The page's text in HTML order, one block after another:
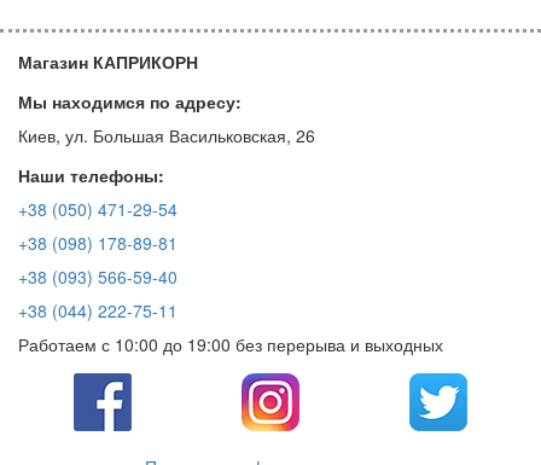
Магазин КАПРИКОРН
Мы находимся по адресу:
Киев, ул. Большая Васильковская, 26
Наши телефоны:
+38 (050) 471-29-54
+38 (098) 178-89-81
+38 (093) 566-59-40
+38 (044) 222-75-11
Работаем с 10:00 до 19:00 без перерыва и выходных